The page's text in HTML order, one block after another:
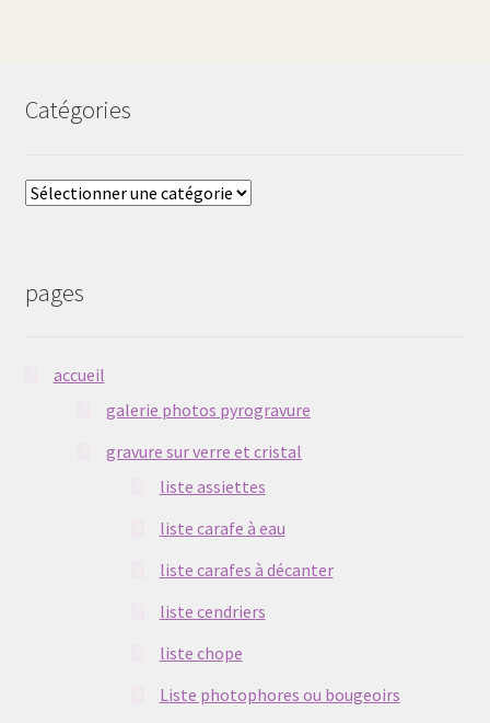
Catégories
Catégories
pages
accueil
galerie photos pyrogravure
gravure sur verre et cristal
liste assiettes
liste carafe à eau
liste carafes à décanter
liste cendriers
liste chope
Liste photophores ou bougeoirs